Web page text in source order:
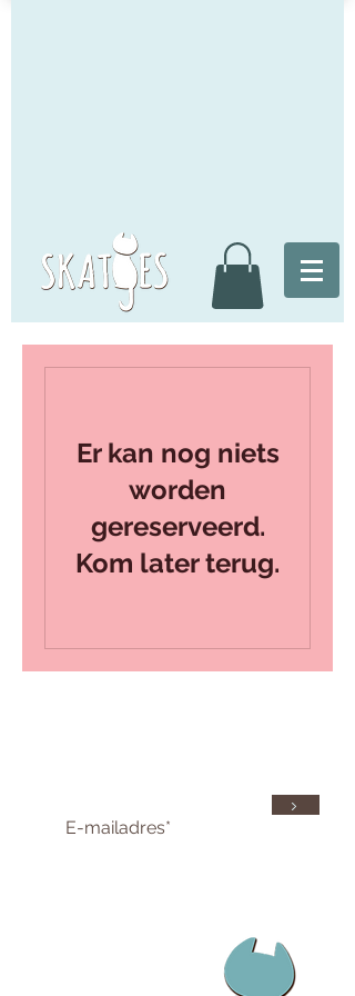
Er kan nog niets
worden
gereserveerd.
Kom later terug.
>